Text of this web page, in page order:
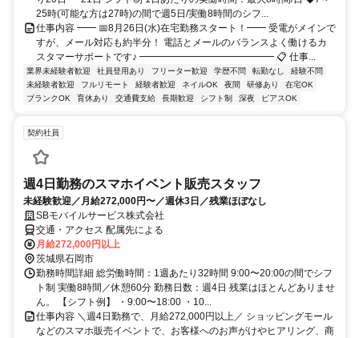
25時(可能な方は27時)の間で週5日/実働8時間のシフ...
仕事内容 ━━ 📅8月26日(水)在宅勤務スタート！━━ 受電がメインで
すが、メール対応も約半分！ 電話とメールのバランスよく働けるカ
スタマーサポートです♪ ━━━━━━━━━━━━━━ 📋 仕事...
業界未経験者歓迎 社員登用あり フリーター歓迎 学歴不問 転勤なし
経験不問
未経験者歓迎
フルリモート 経験者歓迎 ネイルOK 夜間 研修あり
在宅OK
ブランクOK
育休あり 交通費支給 長期歓迎 シフト制 深夜 ピアスOK
契約社員
週4日勤務のスマホイベント販売スタッフ
未経験歓迎／月給272,000円〜／週休3日／残業ほぼなし
SBモバイルサービス株式会社
交通・アクセス 配属先による
月給272,000円以上
茨城県石岡市
勤務時間詳細 総労働時間：1週あたり32時間 9:00〜20:00の間でシフ
ト制 実働8時間／休憩60分 勤務日数：週4日 残業はほとんどありませ
ん。 【シフト例】 ・9:00〜18:00 ・10...
仕事内容 ＼週4日勤務で、月給272,000円以上／ ショッピングモール
などのスマホ販売イベントで、お客様へのお声がけやヒアリング、商